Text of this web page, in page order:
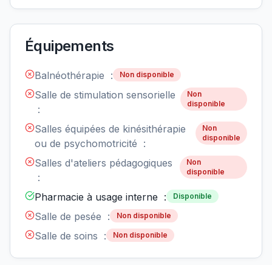
Équipements
Balnéothérapie : Non disponible
Salle de stimulation sensorielle
:
Non
disponible
Salles équipées de kinésithérapie
ou de psychomotricité :
Non
disponible
Salles d'ateliers pédagogiques
:
Non
disponible
Pharmacie à usage interne : Disponible
Salle de pesée : Non disponible
Salle de soins : Non disponible